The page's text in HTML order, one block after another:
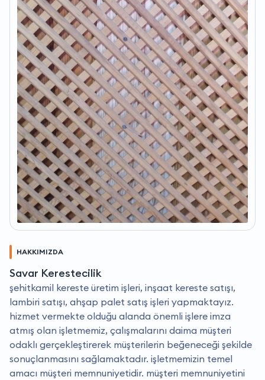
HAKKIMIZDA
Savar Kerestecilik
şehitkamil kereste üretim işleri, inşaat kereste satışı,
lambiri satışı, ahşap palet satış işleri yapmaktayız.
hizmet vermekte olduğu alanda önemli işlere imza
atmış olan işletmemiz, çalışmalarını daima müşteri
odaklı gerçekleştirerek müşterilerin beğeneceği şekilde
sonuçlanmasını sağlamaktadır. işletmemizin temel
amacı müşteri memnuniyetidir. müşteri memnuniyetini